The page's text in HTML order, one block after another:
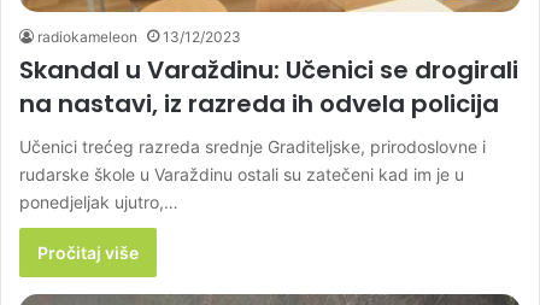
radiokameleon 13/12/2023
Skandal u Varaždinu: Učenici se drogirali
na nastavi, iz razreda ih odvela policija
Učenici trećeg razreda srednje Graditeljske, prirodoslovne i
rudarske škole u Varaždinu ostali su zatečeni kad im je u
ponedjeljak ujutro,…
Pročitaj više